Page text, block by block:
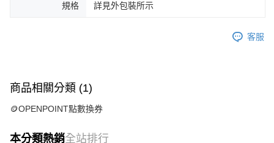
規格 詳見外包裝所示
客服
商品相關分類 (1)
🪙OPENPOINT點數換券
本分類熱銷全站排行